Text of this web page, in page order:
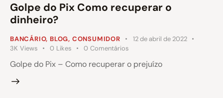
Golpe do Pix Como recuperar o
dinheiro?
BANCÁRIO, BLOG, CONSUMIDOR
12 de abril de 2022
3K Views 0 Likes 0 Comentários
Golpe do Pix – Como recuperar o prejuízo